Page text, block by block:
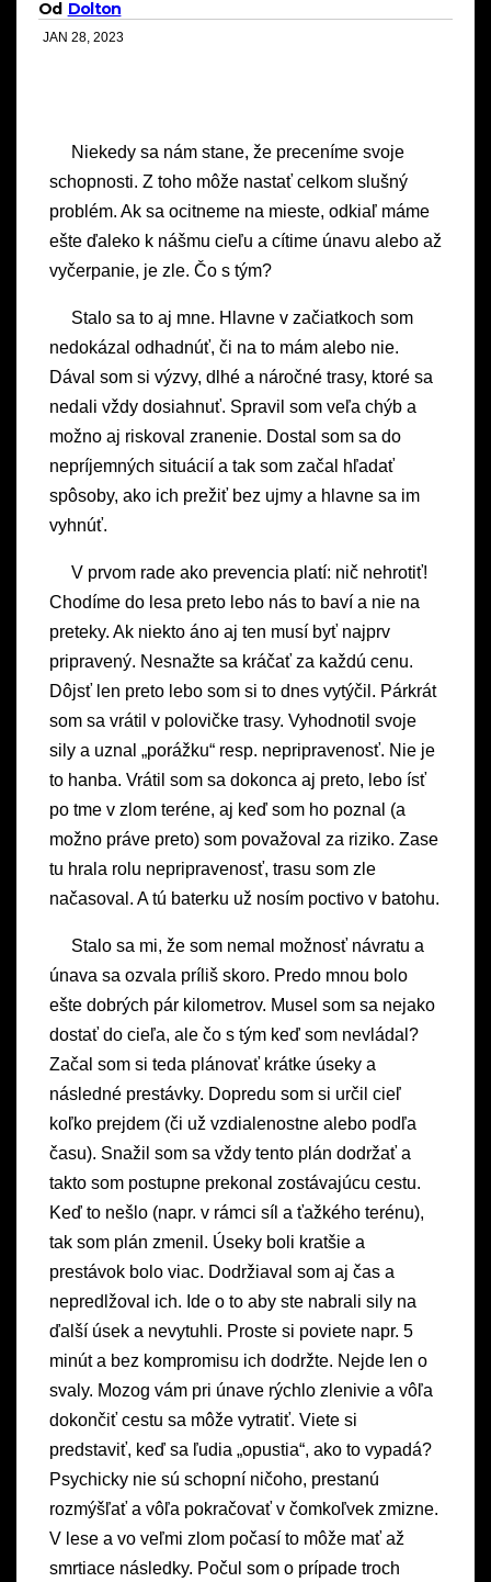
Od Dolton
JAN 28, 2023
Niekedy sa nám stane, že preceníme svoje
schopnosti. Z toho môže nastať celkom slušný
problém. Ak sa ocitneme na mieste, odkiaľ máme
ešte ďaleko k nášmu cieľu a cítime únavu alebo až
vyčerpanie, je zle. Čo s tým?
Stalo sa to aj mne. Hlavne v začiatkoch som
nedokázal odhadnúť, či na to mám alebo nie.
Dával som si výzvy, dlhé a náročné trasy, ktoré sa
nedali vždy dosiahnuť. Spravil som veľa chýb a
možno aj riskoval zranenie. Dostal som sa do
nepríjemných situácií a tak som začal hľadať
spôsoby, ako ich prežiť bez ujmy a hlavne sa im
vyhnúť.
V prvom rade ako prevencia platí: nič nehrotiť!
Chodíme do lesa preto lebo nás to baví a nie na
preteky. Ak niekto áno aj ten musí byť najprv
pripravený. Nesnažte sa kráčať za každú cenu.
Dôjsť len preto lebo som si to dnes vytýčil. Párkrát
som sa vrátil v polovičke trasy. Vyhodnotil svoje
sily a uznal „porážku“ resp. nepripravenosť. Nie je
to hanba. Vrátil som sa dokonca aj preto, lebo ísť
po tme v zlom teréne, aj keď som ho poznal (a
možno práve preto) som považoval za riziko. Zase
tu hrala rolu nepripravenosť, trasu som zle
načasoval. A tú baterku už nosím poctivo v batohu.
Stalo sa mi, že som nemal možnosť návratu a
únava sa ozvala príliš skoro. Predo mnou bolo
ešte dobrých pár kilometrov. Musel som sa nejako
dostať do cieľa, ale čo s tým keď som nevládal?
Začal som si teda plánovať krátke úseky a
následné prestávky. Dopredu som si určil cieľ
koľko prejdem (či už vzdialenostne alebo podľa
času). Snažil som sa vždy tento plán dodržať a
takto som postupne prekonal zostávajúcu cestu.
Keď to nešlo (napr. v rámci síl a ťažkého terénu),
tak som plán zmenil. Úseky boli kratšie a
prestávok bolo viac. Dodržiaval som aj čas a
nepredlžoval ich. Ide o to aby ste nabrali sily na
ďalší úsek a nevytuhli. Proste si poviete napr. 5
minút a bez kompromisu ich dodržte. Nejde len o
svaly. Mozog vám pri únave rýchlo zlenivie a vôľa
dokončiť cestu sa môže vytratiť. Viete si
predstaviť, keď sa ľudia „opustia“, ako to vypadá?
Psychicky nie sú schopní ničoho, prestanú
rozmýšľať a vôľa pokračovať v čomkoľvek zmizne.
V lese a vo veľmi zlom počasí to môže mať až
smrtiace následky. Počul som o prípade troch